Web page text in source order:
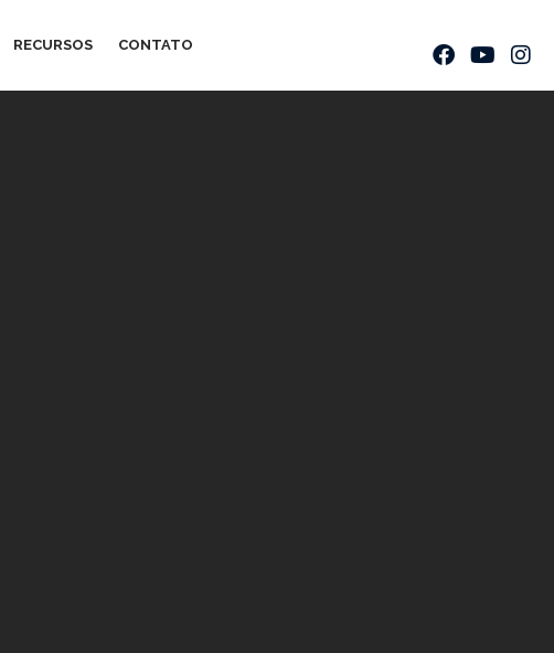
RECURSOS CONTATO